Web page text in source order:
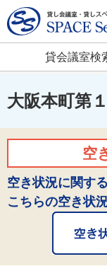
貸会議室検
大阪本町第
空
空き状況に関す
こちらの空き状